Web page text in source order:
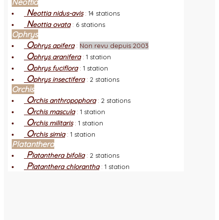
Neottia
Neottia nidus-avis: 14 stations
Neottia ovata: 6 stations
Ophrys
Ophrys apifera: Non revu depuis 2003
Ophrys aranifera: 1 station
Ophrys fuciflora: 1 station
Ophrys insectifera: 2 stations
Orchis
Orchis anthropophora: 2 stations
Orchis mascula: 1 station
Orchis militaris: 1 station
Orchis simia: 1 station
Platanthera
Platanthera bifolia: 2 stations
Platanthera chlorantha: 1 station